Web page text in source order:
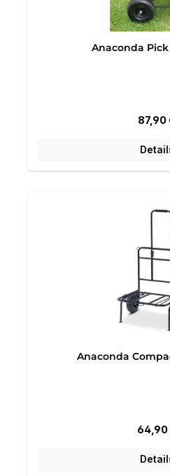
Anaconda
87,90
Anaconda
64,90